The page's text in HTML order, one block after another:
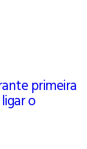
primeira
o